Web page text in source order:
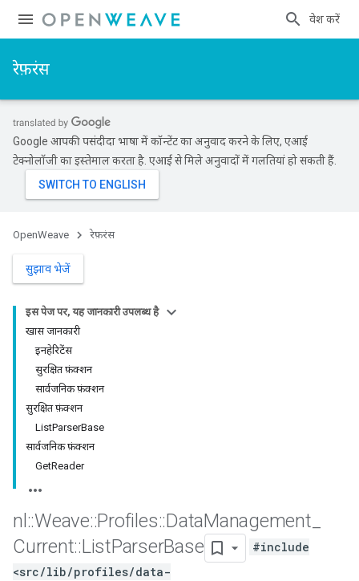
प्रवेश करें
रेफ़रंस
Google आपकी पसंदीदा भाषा में कॉन्टेंट का अनुवाद करने के लिए, एआई
टेक्नोलॉजी का इस्तेमाल करता है. एआई से मिले अनुवादों में गलतियां हो सकती हैं.
OpenWeave रेफ़रंस
सुझाव भेजें
इस पेज पर, यह जानकारी उपलब्ध है
खास जानकारी
इनहेरिटेंस
सुरक्षित फ़ंक्शन
सार्वजनिक फ़ंक्शन
सुरक्षित फ़ंक्शन
ListParserBase
सार्वजनिक फ़ंक्शन
GetReader
nl ::Weave::Profiles::DataManagement
Current::ListParserBase
#include
<src/lib/profiles/data-